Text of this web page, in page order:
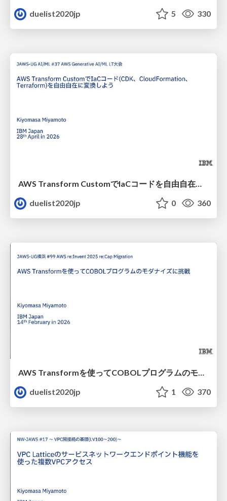
duelist2020jp 5 330
duelist2020jp
0 360
AWS Transformを使ってCOBOLプログラムのモダナイズに挑戦
duelist2020jp
1 370